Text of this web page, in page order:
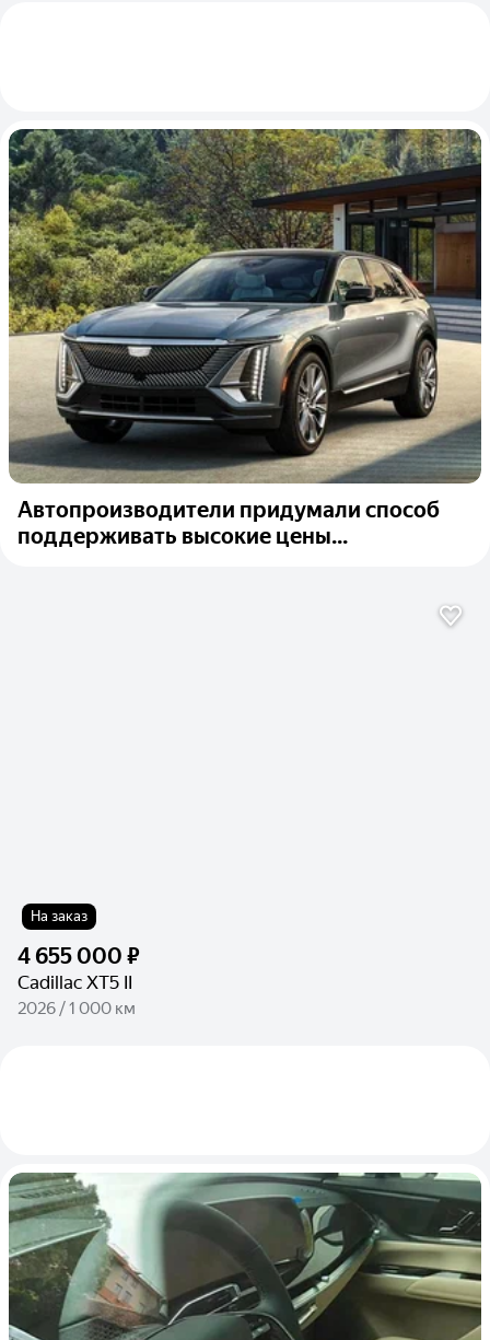
Автопроизводители придумали способ
поддерживать высокие цены...
На заказ
4 655 000 ₽
Cadillac XT5 II
2026 / 1 000 км